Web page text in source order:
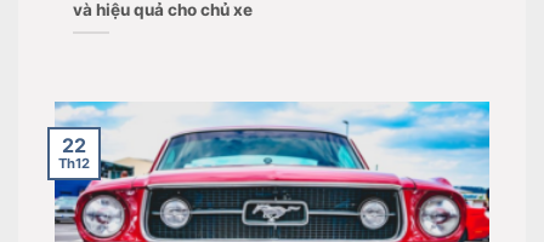
và hiệu quả cho chủ xe
22
Th12